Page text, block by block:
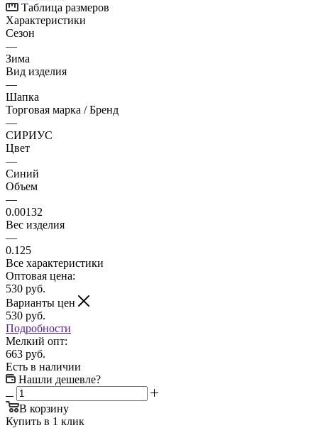
Таблица размеров
Характеристики
Сезон
—
Зима
Вид изделия
—
Шапка
Торговая марка / Бренд
—
СИРИУС
Цвет
—
Синий
Объем
—
0.00132
Вес изделия
—
0.125
Все характеристики
Оптовая цена:
530 руб.
Варианты цен
530 руб.
Подробности
Мелкий опт:
663 руб.
Есть в наличии
Нашли дешевле?
В корзину
Купить в 1 клик